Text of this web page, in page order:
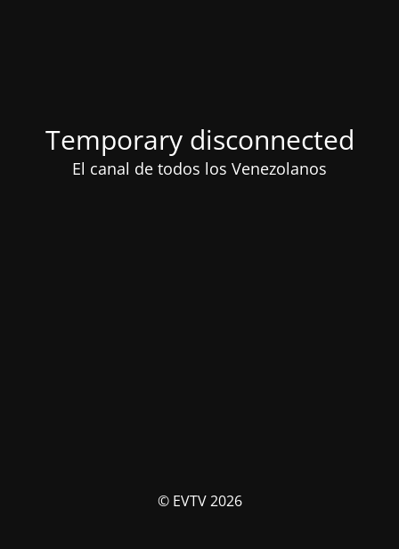
Temporary disconnected
El canal de todos los Venezolanos
© EVTV 2026